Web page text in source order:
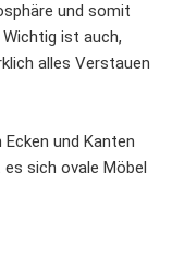
und somit
ist auch,
alles Verstauen
und Kanten
sich ovale Möbel